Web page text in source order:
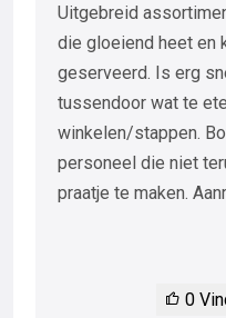
Uitgebreid
die gloeiend heet en
geserveerd. Is erg
tussendoor wat te
winkelen/stappen.
personeel die niet
praatje te maken.
0